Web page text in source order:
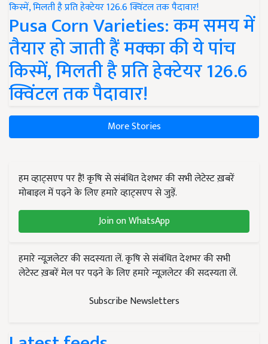
Pusa Corn Varieties: कम समय में
तैयार हो जाती हैं मक्का की ये पांच
किस्में, मिलती है प्रति हेक्टेयर 126.6
क्विंटल तक पैदावार!
More Stories
हम व्हाट्सएप पर हैं! कृषि से संबंधित देशभर की सभी लेटेस्ट ख़बरें
मोबाइल में पढ़ने के लिए हमारे व्हाट्सएप से जुड़ें.
Join on WhatsApp
हमारे न्यूज़लेटर की सदस्यता लें. कृषि से संबंधित देशभर की सभी
लेटेस्ट ख़बरें मेल पर पढ़ने के लिए हमारे न्यूज़लेटर की सदस्यता लें.
Subscribe Newsletters